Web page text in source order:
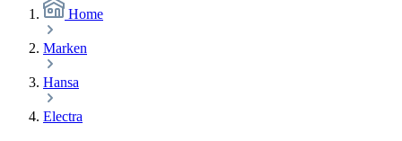
Home
Marken
Hansa
Electra